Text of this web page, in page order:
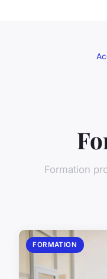
Formation
FORMATION